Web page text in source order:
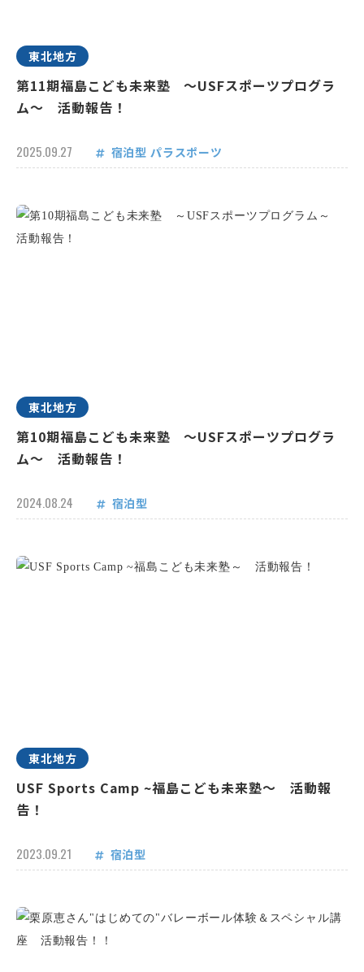
東北地方
第11期福島こども未来塾 ～USFスポーツプログラ
ム～ 活動報告！
2025.09.27 宿泊型 パラスポーツ
東北地方
第10期福島こども未来塾 ～USFスポーツプログラ
ム～ 活動報告！
2024.08.24 宿泊型
東北地方
USF Sports Camp ~福島こども未来塾～ 活動報
告！
2023.09.21 宿泊型